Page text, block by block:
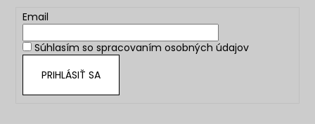
Email
Súhlasím so spracovaním osobných údajov
PRIHLÁSIŤ SA